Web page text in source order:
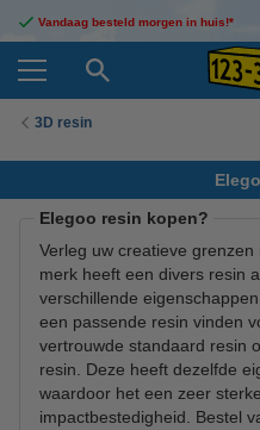
Vandaag besteld morgen in huis!*
3D resin
Elegoo resin kopen?
Verleg uw creatieve
merk heeft een divers resin
verschillende
een passende resin vinden
vertrouwde standaard resin
resin. Deze heeft dezelfde
waardoor het een zeer
impactbestedigheid. Bestel